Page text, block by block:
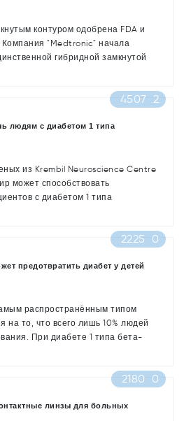
контуром одобрена FDA и
Компания "Medtronic" начала
гибридной замкнутой
4507 2
людям с диабетом 1 типа
из Krembil Neuroscience Centre
может способствовать
с диабетом 1 типа
2225 0
предотвратить диабет у детей
распространённым типом
на то, что всего лишь 10% людей
При диабете 1 типа бета-
уровень сахара в крови.
2180 0
линзы для больных